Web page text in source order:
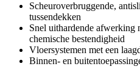
Scheuroverbruggende,
tussendekken
Snel uithardende afwerking
chemische bestendigheid
Vloersystemen met een
Binnen- en